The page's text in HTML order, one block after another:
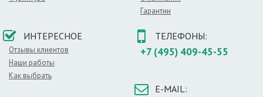
спальни, подчеркивает солидность домашнего
помещение от произведения дизайнерского
искусства. Двери этого цветагармонично
сочетаются с мебелью, оформленной в светлых
котором присутствует декоративный камень или
Гарантии
ИНТЕРЕСНОЕ
Отзывы клиентов
Наши работы
Как выбрать
ТЕЛЕФОНЫ:
+7 (495) 409-45-55
E-MAIL: